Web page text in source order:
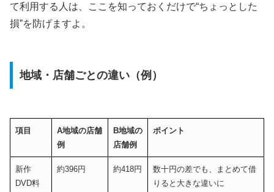
て利用する人は、ここを知っておくだけで“ちょっとした
損”を防げますよ。
地域・店舗ごとの違い（例）
項目
A地域の店舗
例
B地域の
店舗例
ポイント
新作
DVD料
約396円 約418円
数十円の差でも、まとめて借
りると大きな違いに